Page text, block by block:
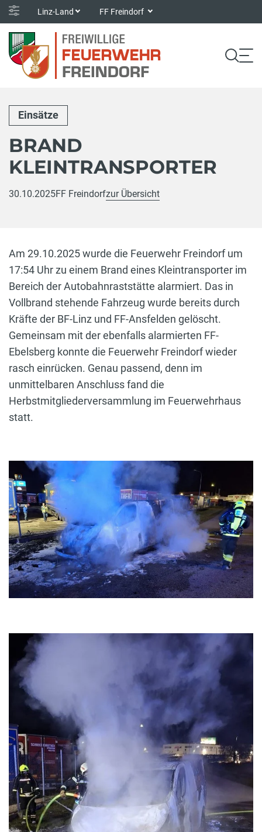
Linz-Land FF Freindorf
Einsätze
BRAND
KLEINTRANSPORTER
30.10.2025FF Freindorfzur Übersicht
Am 29.10.2025 wurde die Feuerwehr Freindorf um
17:54 Uhr zu einem Brand eines Kleintransporter im
Bereich der Autobahnraststätte alarmiert. Das in
Vollbrand stehende Fahrzeug wurde bereits durch
Kräfte der BF-Linz und FF-Ansfelden gelöscht.
Gemeinsam mit der ebenfalls alarmierten FF-
Ebelsberg konnte die Feuerwehr Freindorf wieder
rasch einrücken. Genau passend, denn im
unmittelbaren Anschluss fand die
Herbstmitgliederversammlung im Feuerwehrhaus
statt.